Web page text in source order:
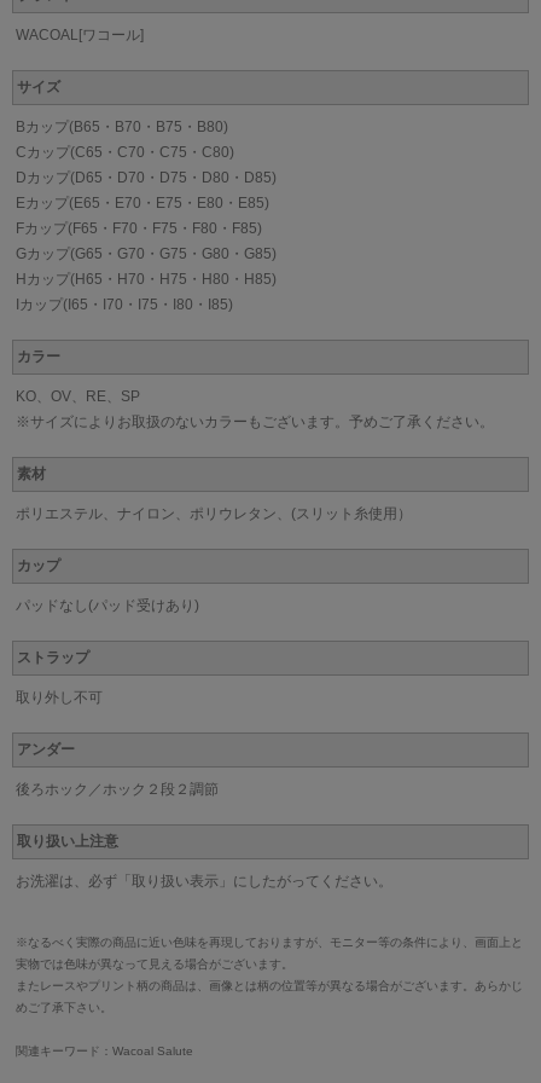
WACOAL[ワコール]
サイズ
Bカップ(B65・B70・B75・B80)
Cカップ(C65・C70・C75・C80)
Dカップ(D65・D70・D75・D80・D85)
Eカップ(E65・E70・E75・E80・E85)
Fカップ(F65・F70・F75・F80・F85)
Gカップ(G65・G70・G75・G80・G85)
Hカップ(H65・H70・H75・H80・H85)
Iカップ(I65・I70・I75・I80・I85)
カラー
KO、OV、RE、SP
※サイズによりお取扱のないカラーもございます。予めご了承ください。
素材
ポリエステル、ナイロン、ポリウレタン、(スリット糸使用）
カップ
パッドなし(パッド受けあり)
ストラップ
取り外し不可
アンダー
後ろホック／ホック２段２調節
取り扱い上注意
お洗濯は、必ず「取り扱い表示」にしたがってください。
※なるべく実際の商品に近い色味を再現しておりますが、モニター等の条件により、画面上と
実物では色味が異なって見える場合がございます。
またレースやプリント柄の商品は、画像とは柄の位置等が異なる場合がございます。あらかじ
めご了承下さい。
関連キーワード：Wacoal Salute